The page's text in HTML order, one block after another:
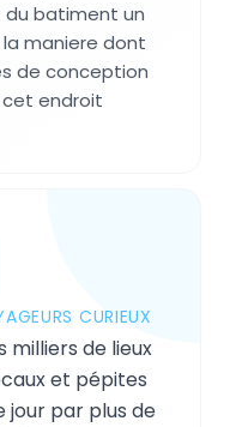
batiment un
maniere dont
de conception
endroit
CURIEUX
milliers de lieux
et pépites
jour par plus de